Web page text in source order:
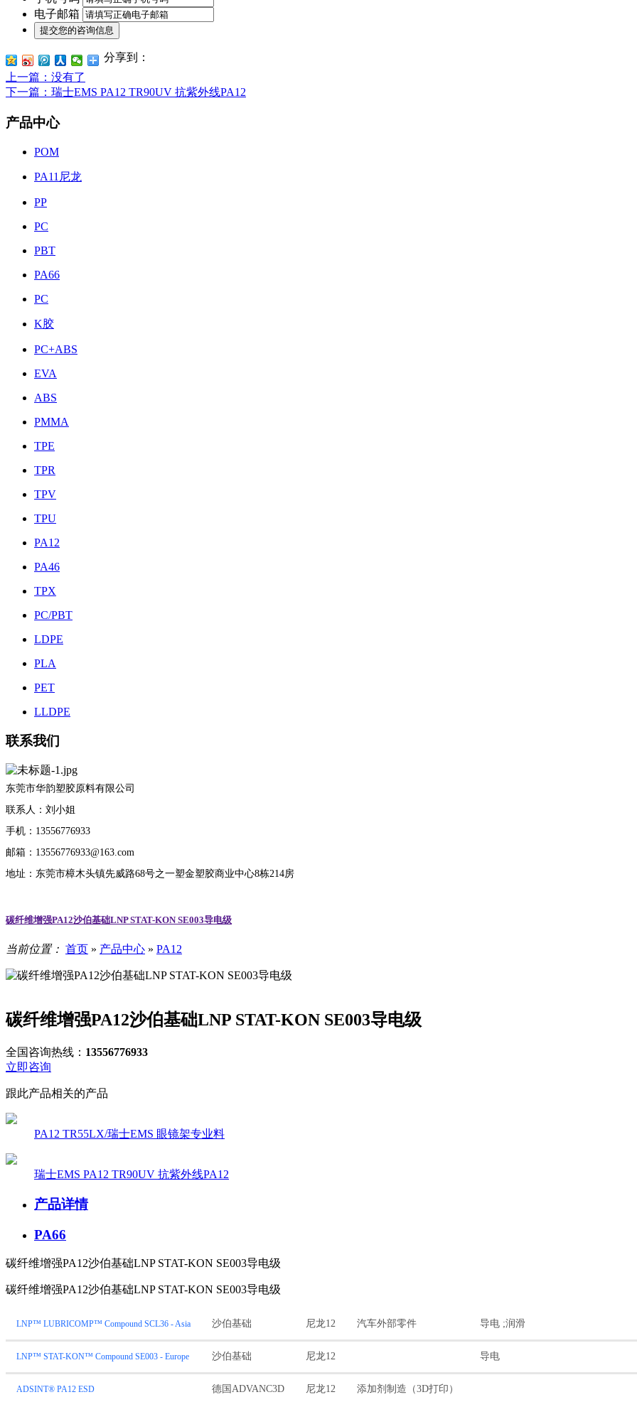
电子邮箱
分享到：
上一篇 ：没有了
下一篇 ：瑞士EMS PA12 TR90UV 抗紫外线PA12
产品中心
POM
PA11尼龙
PP
PC
PBT
PA66
PC
K胶
PC+ABS
EVA
ABS
PMMA
TPE
TPR
TPV
TPU
PA12
PA46
TPX
PC/PBT
LDPE
PLA
PET
LLDPE
联系我们
东莞市华韵塑胶原料有限公司
联系人：刘小姐
手机：13556776933
邮箱：13556776933@163.com
地址：东莞市樟木头镇先威路68号之一塑金塑胶商业中心8栋214房
碳纤维增强PA12沙伯基础LNP STAT-KON SE003导电级
当前位置： 首页 » 产品中心 » PA12
碳纤维增强PA12沙伯基础LNP STAT-KON SE003导电级
全国咨询热线： 13556776933
立即咨询
跟此产品相关的产品
PA12 TR55LX/瑞士EMS 眼镜架专业料
瑞士EMS PA12 TR90UV 抗紫外线PA12
产品详情
PA66
碳纤维增强PA12沙伯基础LNP STAT-KON SE003导电级
碳纤维增强PA12沙伯基础LNP STAT-KON SE003导电级
LNP™ LUBRICOMP™ Compound SCL36 - Asia 沙伯基础 尼龙12 汽车外部零件 导电 ;润滑
LNP™ STAT-KON™ Compound SE003 - Europe 沙伯基础 尼龙12 导电
ADSINT® PA12 ESD 德国ADVANC3D 尼龙12 添加剂制造（3D打印）